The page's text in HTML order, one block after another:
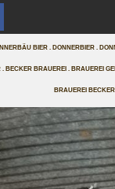
BIER . DONNERBIER .
BRAUEREI . BRAUEREI
BRAUEREI